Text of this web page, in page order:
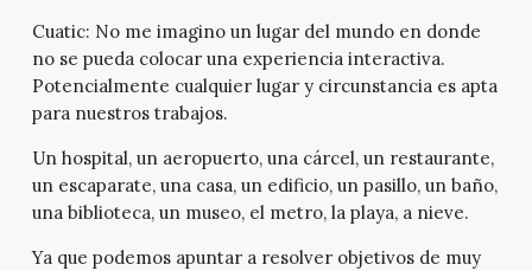
Cuatic: No me imagino un lugar del mundo en donde
no se pueda colocar una experiencia interactiva.
Potencialmente cualquier lugar y circunstancia es apta
para nuestros trabajos.
Un hospital, un aeropuerto, una cárcel, un restaurante,
un escaparate, una casa, un edificio, un pasillo, un baño,
una biblioteca, un museo, el metro, la playa, a nieve.
Ya que podemos apuntar a resolver objetivos de muy